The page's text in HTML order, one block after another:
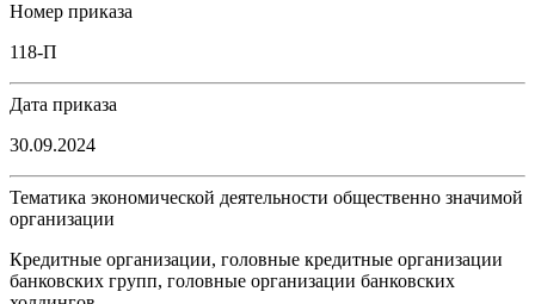
Номер приказа
118-П
Дата приказа
30.09.2024
Тематика экономической деятельности общественно значимой
организации
Кредитные организации, головные кредитные организации
банковских групп, головные организации банковских